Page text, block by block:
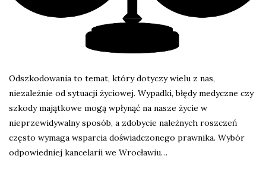
Odszkodowania to temat, który dotyczy wielu z nas,
niezależnie od sytuacji życiowej. Wypadki, błędy medyczne czy
szkody majątkowe mogą wpłynąć na nasze życie w
nieprzewidywalny sposób, a zdobycie należnych roszczeń
często wymaga wsparcia doświadczonego prawnika. Wybór
odpowiedniej kancelarii we Wrocławiu…